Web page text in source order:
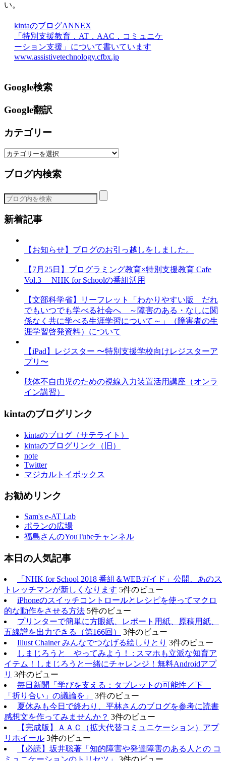
い。
kintaのブログANNEX
「特別支援教育，AT，AAC，コミュニケ
ーション支援」について書いています
www.assistivetechnology.cfbx.jp
Google検索
Google翻訳
カテゴリー
カ
ゴ
ー
ブログ内検索
新着記事
【お知らせ】ブログのお引っ越しをしました。
【7月25日】プログラミング教育×特別支援教育 Cafe
Vol.3 NHK for Schoolの番組活用
【文部科学省】リーフレット「わかりやすい版 だれ
でもいつでも学べる社会へ ～障害のある・なしに関
係なく共に学べる生涯学習について～」（障害者の生
涯学習啓発資料）について
【iPad】レジスター 〜特別支援学校向けレジスターア
プリ〜
肢体不自由児のための視線入力装置活用講座（オンラ
イン講習）
kintaのブログリンク
kintaのブログ（サテライト）
kintaのブログリンク（旧）
note
Twitter
マジカルトイボックス
お勧めリンク
Sam's e-AT Lab
ポランの広場
福島さんのYouTubeチャンネル
本日の人気記事
「NHK for School 2018 番組＆WEBガイド」公開、あのス
トレッチマンが新しくなります 5件のビュー
iPhoneのスイッチコントロールとレシピを使ってマクロ
的な動作をさせる方法 5件のビュー
プリンターで簡単に方眼紙、レポート用紙、原稿用紙、
五線譜を出力できる（第166回）
3件のビュー
Illust Chainer みんなでつなげる絵しりとり 3件のビュー
しまじろうと やってみよう！ : スマホも立派な知育ア
イテム！しまじろうと一緒にチャレンジ！無料Androidアプ
リ 3件のビュー
毎日新聞「学びを支える：タブレットの可能性／下
「折り合い」の議論を」
3件のビュー
夏休みも今日で終わり、平林さんのブログを参考に読書
感想文を作ってみませんか？ 3件のビュー
【完成版】ＡＡＣ（拡大代替コミュニケーション）アプ
リホイール 3件のビュー
【必読】坂井聡著「知的障害や発達障害のある人との コ